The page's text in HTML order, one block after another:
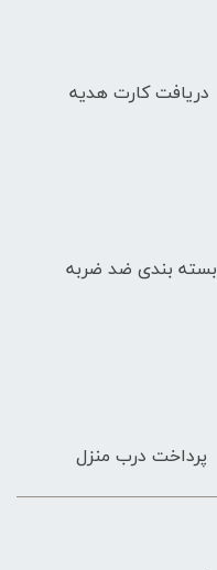
دریافت کارت هدیه
بسته بندی ضد ضربه
پرداخت درب منزل